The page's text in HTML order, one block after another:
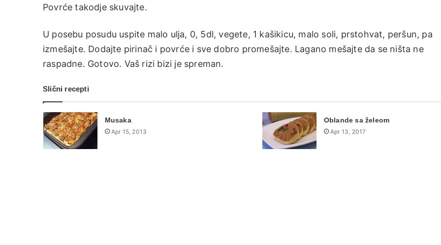
Povrće takodje skuvajte.
U posebu posudu uspite malo ulja, 0, 5dl, vegete, 1 kašikicu, malo soli, prstohvat, peršun, pa
izmešajte. Dodajte pirinač i povrće i sve dobro promešajte. Lagano mešajte da se ništa ne
raspadne. Gotovo. Vaš rizi bizi je spreman.
Slični recepti
Musaka
Apr 15, 2013
Oblande sa želeom
Apr 13, 2017